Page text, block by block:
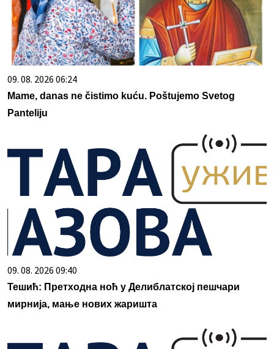
09. 08. 2026 06:24
Mame, danas ne čistimo kuću. Poštujemo Svetog
Panteliju
09. 08. 2026 09:40
Тешић: Претходна ноћ у Делиблатској пешчари
мирнија, мање нових жаришта